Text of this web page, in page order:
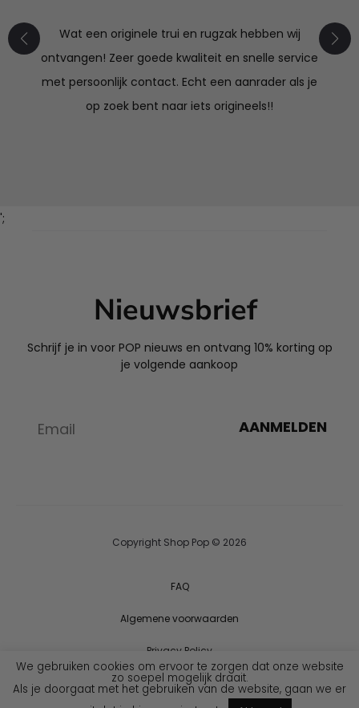
Wat een originele trui en rugzak hebben wij
ontvangen! Zeer goede kwaliteit en snelle service
met persoonlijk contact. Echt een aanrader als je
op zoek bent naar iets origineels!!
';
Nieuwsbrief
Schrijf je in voor POP nieuws en ontvang 10% korting op
je volgende aankoop
AANMELDEN
Copyright Shop Pop © 2026
FAQ
Algemene voorwaarden
Privacy Policy
We gebruiken cookies om ervoor te zorgen dat onze website
zo soepel mogelijk draait.
Als je doorgaat met het gebruiken van de website, gaan we er